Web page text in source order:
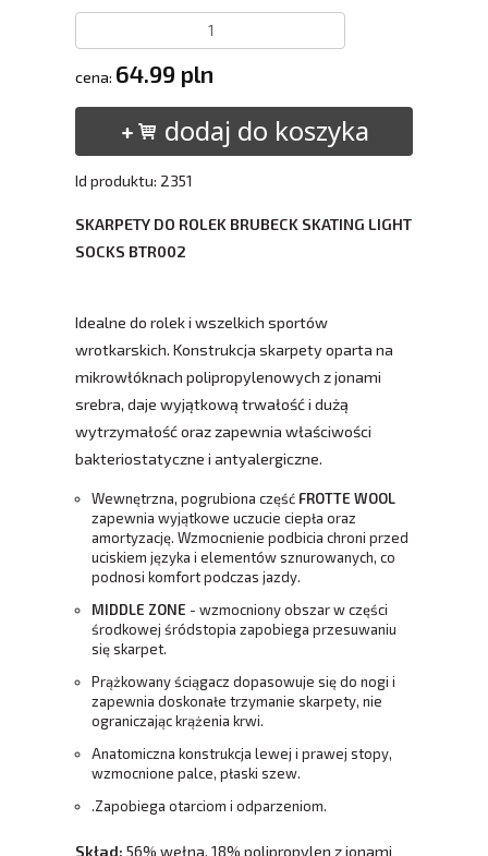
cena: 64.99 pln
dodaj do koszyka
Id produktu: 2351
SKARPETY DO ROLEK BRUBECK SKATING LIGHT
SOCKS BTR002
Idealne do rolek i wszelkich sportów
wrotkarskich. Konstrukcja skarpety oparta na
mikrowłóknach polipropylenowych z jonami
srebra, daje wyjątkową trwałość i dużą
wytrzymałość oraz zapewnia właściwości
bakteriostatyczne i antyalergiczne.
Wewnętrzna, pogrubiona część FROTTE WOOL
zapewnia wyjątkowe uczucie ciepła oraz
amortyzację. Wzmocnienie podbicia chroni przed
uciskiem języka i elementów sznurowanych, co
podnosi komfort podczas jazdy.
MIDDLE ZONE - wzmocniony obszar w części
środkowej śródstopia zapobiega przesuwaniu
się skarpet.
Prążkowany ściągacz dopasowuje się do nogi i
zapewnia doskonałe trzymanie skarpety, nie
ograniczając krążenia krwi.
Anatomiczna konstrukcja lewej i prawej stopy,
wzmocnione palce, płaski szew.
.Zapobiega otarciom i odparzeniom.
Skład: 56% wełna, 18% polipropylen z jonami